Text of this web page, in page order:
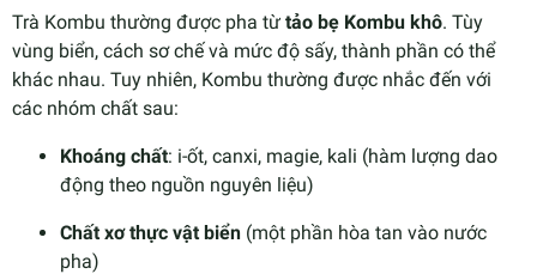
Trà Kombu thường được pha từ tảo bẹ Kombu khô. Tùy
vùng biển, cách sơ chế và mức độ sấy, thành phần có thể
khác nhau. Tuy nhiên, Kombu thường được nhắc đến với
các nhóm chất sau:
Khoáng chất: i-ốt, canxi, magie, kali (hàm lượng dao
động theo nguồn nguyên liệu)
Chất xơ thực vật biển (một phần hòa tan vào nước
pha)